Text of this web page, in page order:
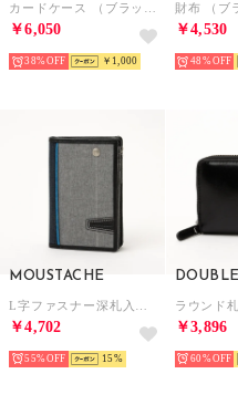
￥6,050
38% ￥1,000
財布 （ブ
￥4,530
48%
MOUSTACHE
￥4,702
55% 15
ラウンド
￥3,896
60%